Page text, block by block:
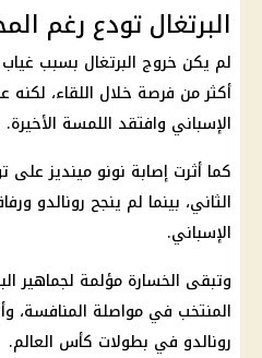
البرتغال تودع رغم
لم يكن خروج البرتغال بسبب غياب
أكثر من فرصة خلال اللقاء، لكنه
الإسباني وافتقد اللمسة الأخيرة.
كما أثرت إصابة نونو مينديز
الثاني، بينما لم ينجح رونالدو
الإسباني.
وتبقى الخسارة مؤلمة لجماهير
المنتخب في مواصلة المنافسة،
رونالدو في بطولات كأس العالم.